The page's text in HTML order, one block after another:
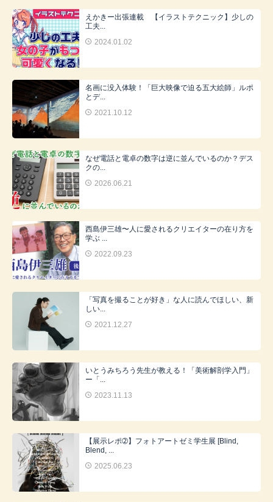
えかきー出張連載 【イラストテクニック】少しの
工夫...
2024.01.02
名画に没入体験！「巨大映像で迫る五大絵師」ルポ
とデ...
2021.10.12
なぜ電話と電卓の数字は逆に並んでいるのか？デス
クの...
2026.06.21
西島伊三雄〜人に愛されるクリエイターの在り方を
学ぶ ...
2022.09.23
「写真を撮ることが好き」な人に読んでほしい、新
しい...
2021.12.27
いとうみちろう先生が教える！「美術解剖学入門」
ー「...
2023.11.13
【展示レポ➁】フォトアートゼミ学生展 [Blind,
Blend, ...
2025.06.23